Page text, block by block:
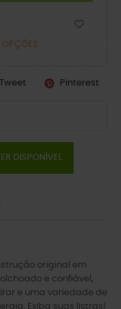
Tweet Pinterest
DISPONÍVEL
original em
e confiável,
e uma variedade de
Exiba suas listras!